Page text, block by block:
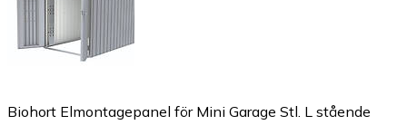
Biohort Elmontagepanel för Mini Garage Stl. L stående